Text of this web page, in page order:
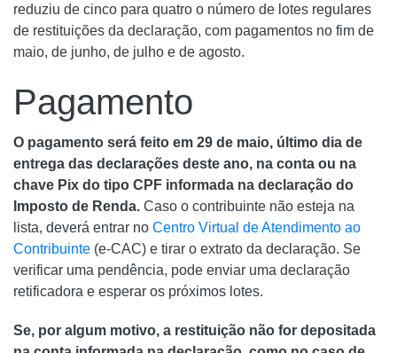
reduziu de cinco para quatro o número de lotes regulares
de restituições da declaração, com pagamentos no fim de
maio, de junho, de julho e de agosto.
Pagamento
O pagamento será feito em 29 de maio, último dia de
entrega das declarações deste ano, na conta ou na
chave Pix do tipo CPF informada na declaração do
Imposto de Renda. Caso o contribuinte não esteja na
lista, deverá entrar no Centro Virtual de Atendimento ao
Contribuinte (e-CAC) e tirar o extrato da declaração. Se
verificar uma pendência, pode enviar uma declaração
retificadora e esperar os próximos lotes.
Se, por algum motivo, a restituição não for depositada